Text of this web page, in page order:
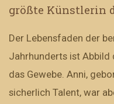
größte Künstlerin
Der Lebensfaden der
Jahrhunderts ist Abbild
das Gewebe. Anni,
sicherlich Talent, war